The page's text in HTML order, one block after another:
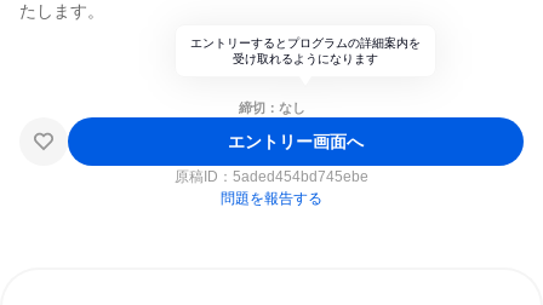
たします。
エントリーするとプログラムの詳細案内を
受け取れるようになります
締切：なし
エントリー画面へ
原稿ID： 5aded454bd745ebe
問題を報告する